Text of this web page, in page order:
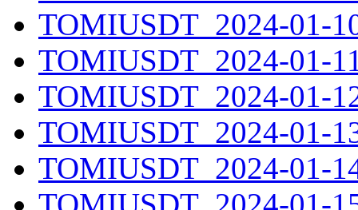
TOMIUSDT_2024-01-
TOMIUSDT_2024-01-
TOMIUSDT_2024-01-
TOMIUSDT_2024-01-
TOMIUSDT_2024-01-